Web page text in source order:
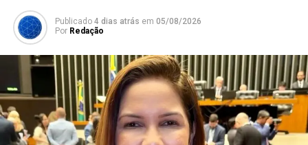
Publicado 4 dias atrás em 05/08/2026
Por Redação